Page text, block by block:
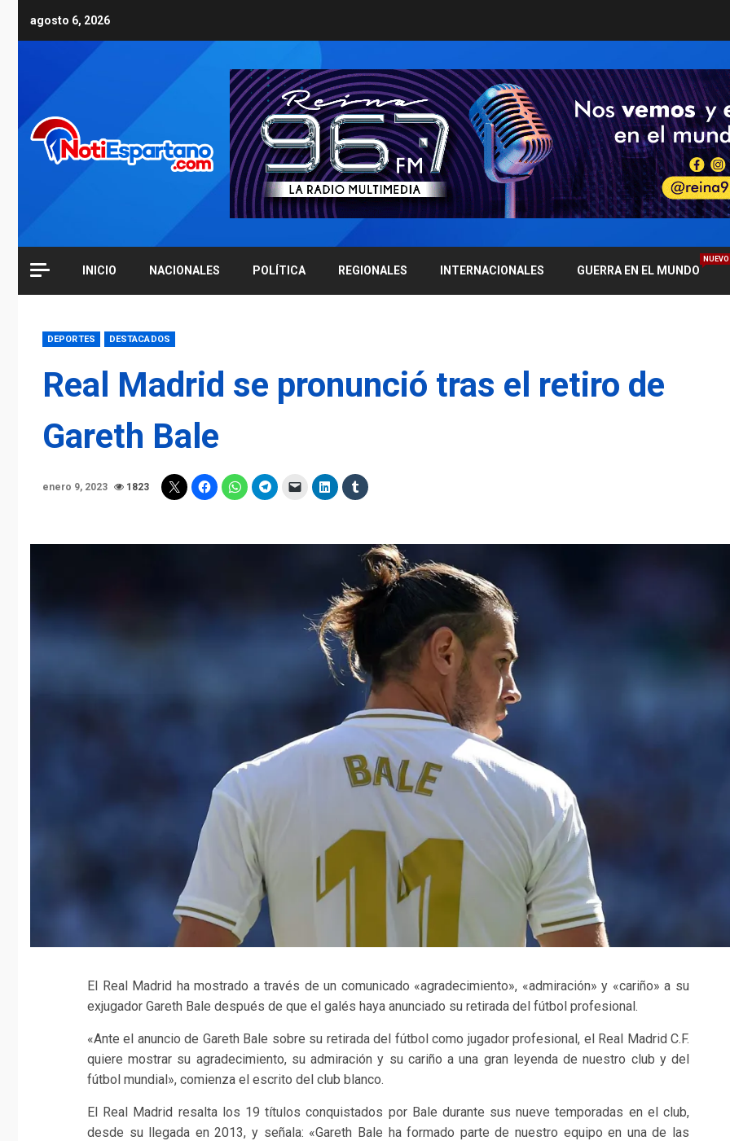
agosto 6, 2026
INICIO NACIONALES POLÍTICA REGIONALES INTERNACIONALES GUERRA EN EL MUNDO
NUEVO
DEPORTES DESTACADOS
Real Madrid se pronunció tras el retiro de
Gareth Bale
enero 9, 2023 1823
El Real Madrid ha mostrado a través de un comunicado «agradecimiento», «admiración» y «cariño» a su
exjugador Gareth Bale después de que el galés haya anunciado su retirada del fútbol profesional.
«Ante el anuncio de Gareth Bale sobre su retirada del fútbol como jugador profesional, el Real Madrid C.F.
quiere mostrar su agradecimiento, su admiración y su cariño a una gran leyenda de nuestro club y del
fútbol mundial», comienza el escrito del club blanco.
El Real Madrid resalta los 19 títulos conquistados por Bale durante sus nueve temporadas en el club,
desde su llegada en 2013, y señala: «Gareth Bale ha formado parte de nuestro equipo en una de las